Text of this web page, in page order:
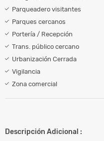
Parqueadero visitantes
Parques cercanos
Portería / Recepción
Trans. público cercano
Urbanización Cerrada
Vigilancia
Zona comercial
Descripción Adicional :